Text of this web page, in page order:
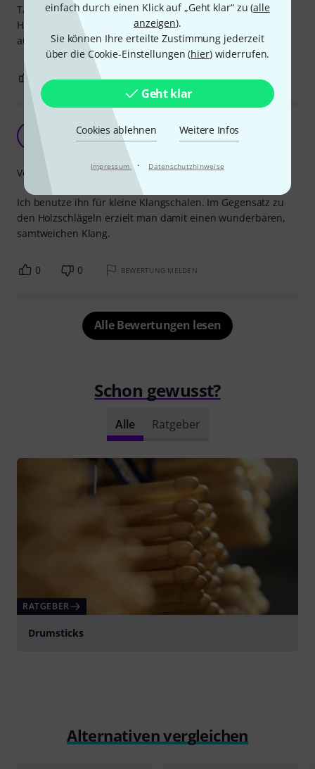
einfach durch einen Klick auf „Geht klar“ zu (alle
anzeigen).
Sie können Ihre erteilte Zustimmung jederzeit
über die Cookie-Einstellungen (hier) widerrufen.
Geht klar
Cookies ablehnen Weitere Infos
Impressum · Datenschutzhinweise
Tatsächlich haben wir diese Schlägel initial für unsere
Handpan gekauft, womit wir sehr gut zurecht kamen. Aber
auch für Xylophon, Tamburin und Co gut zu benutzen.
0 BEWERTUNG MELDEN
Schöner kleiner Schlägel
Ingrid S 20.03.2020
Ich benutze ihn für kleine Klangschalen. Im Gegensatz zu
den Holzschlägeln erzielt man damit einen wunderbaren,
samtweichen Klang.
Verarbeitung
0 0 BEWERTUNG MELDEN
Alle Bewertungen lesen
Schon gewusst?
Alle Ratgeber
RATGEBER
Drumsticks
Alternativen vergleichen